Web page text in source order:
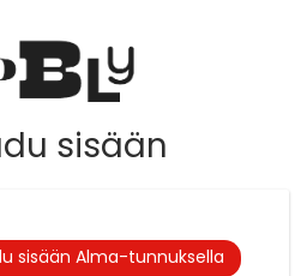
sisään
sisään Alma-tunnuksella